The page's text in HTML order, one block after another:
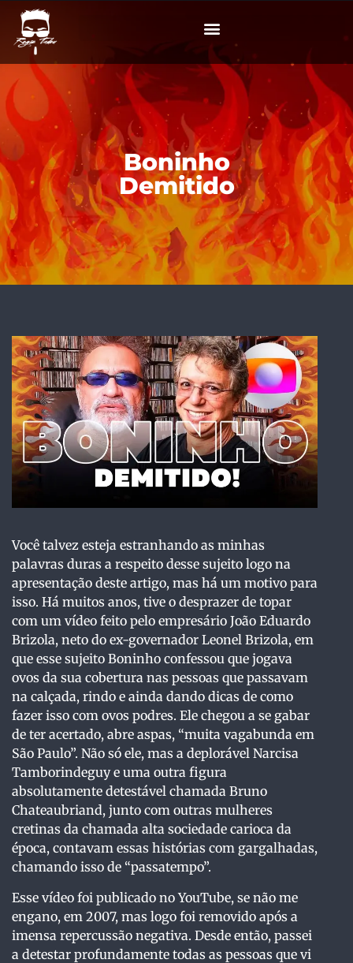
Boninho
Demitido
Você talvez esteja estranhando as minhas
palavras duras a respeito desse sujeito logo na
apresentação deste artigo, mas há um motivo para
isso. Há muitos anos, tive o desprazer de topar
com um vídeo feito pelo empresário João Eduardo
Brizola, neto do ex-governador Leonel Brizola, em
que esse sujeito Boninho confessou que jogava
ovos da sua cobertura nas pessoas que passavam
na calçada, rindo e ainda dando dicas de como
fazer isso com ovos podres. Ele chegou a se gabar
de ter acertado, abre aspas, “muita vagabunda em
São Paulo”. Não só ele, mas a deplorável Narcisa
Tamborindeguy e uma outra figura
absolutamente detestável chamada Bruno
Chateaubriand, junto com outras mulheres
cretinas da chamada alta sociedade carioca da
época, contavam essas histórias com gargalhadas,
chamando isso de “passatempo”.
Esse vídeo foi publicado no YouTube, se não me
engano, em 2007, mas logo foi removido após a
imensa repercussão negativa. Desde então, passei
a detestar profundamente todas as pessoas que vi